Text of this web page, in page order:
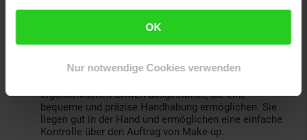
OK
Nur notwendige Cookies verwenden
angenehmes Gefühl auf der Haut bieten. Sie sorgen für
eine sanfte Anwendung und ein nahtloses Verblenden
Finish führt.
ergonomischen Griffen ausgestattet, die eine
bequeme und präzise Handhabung ermöglichen. Sie
liegen gut in der Hand und ermöglichen eine einfache
Kontrolle über den Auftrag von Make-up.